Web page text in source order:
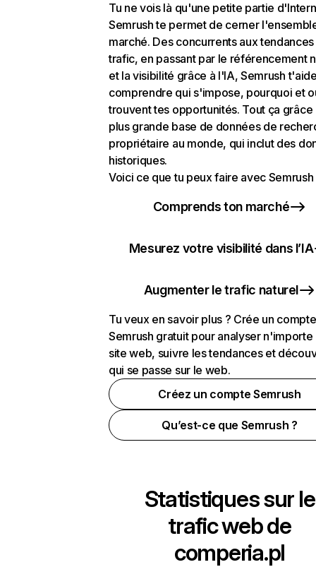
Tu ne vois là qu'une petite partie
Semrush te permet de cerner
marché. Des concurrents aux
trafic, en passant par le référencement
et la visibilité grâce à l'IA, Semrush
comprendre qui s'impose, pourquoi et
trouvent tes opportunités. Tout ça grâce
plus grande base de données de
propriétaire au monde, qui inclut des
historiques.
Voici ce que tu peux faire avec Semrush
Comprends ton marché
Mesurez votre visibilité dans l’IA
Augmenter le trafic naturel
Tu veux en savoir plus ? Crée un compte
Semrush gratuit pour analyser n'importe
site web, suivre les tendances et
qui se passe sur le web.
Créez un compte Semrush
Qu’est-ce que Semrush ?
Statistiques sur le
trafic web de
comperia.pl